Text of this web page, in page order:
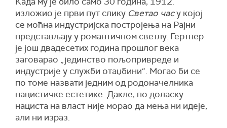
изложио је први пут слику Светао часу којој
се моћна индустријска постројења на Рајни
представљају у романтичном светлу. Гертнер
је још двадесетих година прошлог века
заговарао „јединство пољопривреде и
индустрије у служби отаџбини“. Могао би се
по томе назвати једним од родоначелника
нацистичке естетике. Дакле, по доласку
нациста на власт није морао да мења ни идеје,
али ни израз.